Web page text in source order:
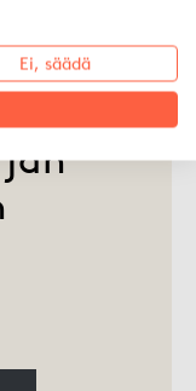
Ei, säädä